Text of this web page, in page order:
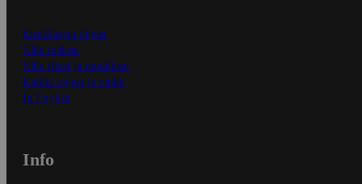
Ensitilaajan ohjeet
Näin maksat
Näin tilaat ja muokkaat
Kaikki ohjeet ja vinkit
In English
Info